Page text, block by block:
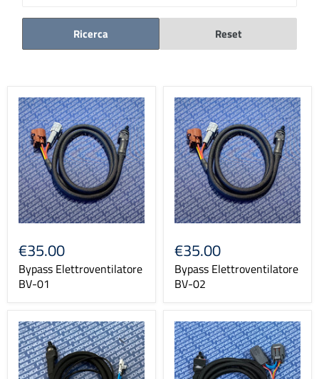
Ricerca Reset
€35.00
Bypass Elettroventilatore
BV-01
€35.00
Bypass Elettroventilatore
BV-02